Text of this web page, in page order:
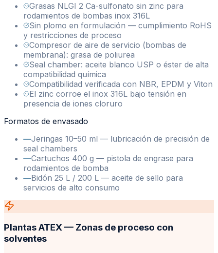
Grasas NLGI 2 Ca-sulfonato sin zinc para
rodamientos de bombas inox 316L
Sin plomo en formulación — cumplimiento RoHS
y restricciones de proceso
Compresor de aire de servicio (bombas de
membrana): grasa de poliurea
Seal chamber: aceite blanco USP o éster de alta
compatibilidad química
Compatibilidad verificada con NBR, EPDM y Viton
El zinc corroe el inox 316L bajo tensión en
presencia de iones cloruro
Formatos de envasado
—Jeringas 10–50 ml — lubricación de precisión de
seal chambers
—Cartuchos 400 g — pistola de engrase para
rodamientos de bomba
—Bidón 25 L / 200 L — aceite de sello para
servicios de alto consumo
Plantas ATEX — Zonas de proceso con
solventes